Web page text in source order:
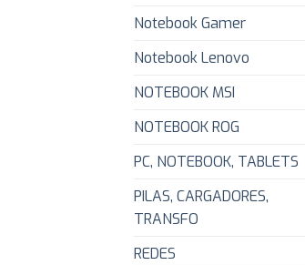
Notebook Gamer
Notebook Lenovo
NOTEBOOK MSI
NOTEBOOK ROG
PC, NOTEBOOK, TABLETS
PILAS, CARGADORES,
TRANSFO
REDES